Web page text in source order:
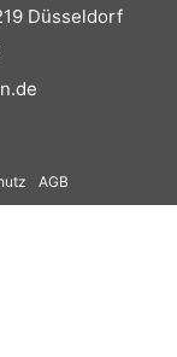
Düsseldorf
AGB